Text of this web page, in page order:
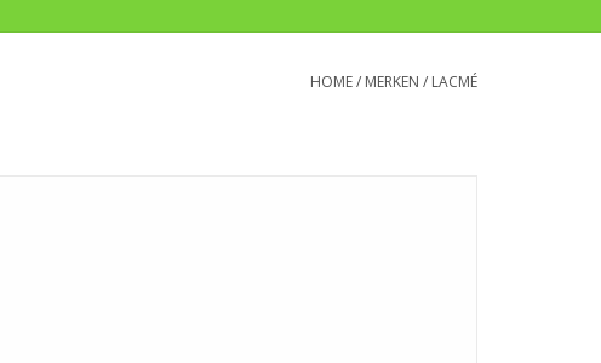
HOME/ MERKEN / LACMÉ